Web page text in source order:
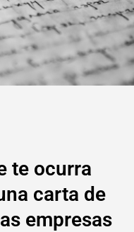
te ocurra
carta de
empresas